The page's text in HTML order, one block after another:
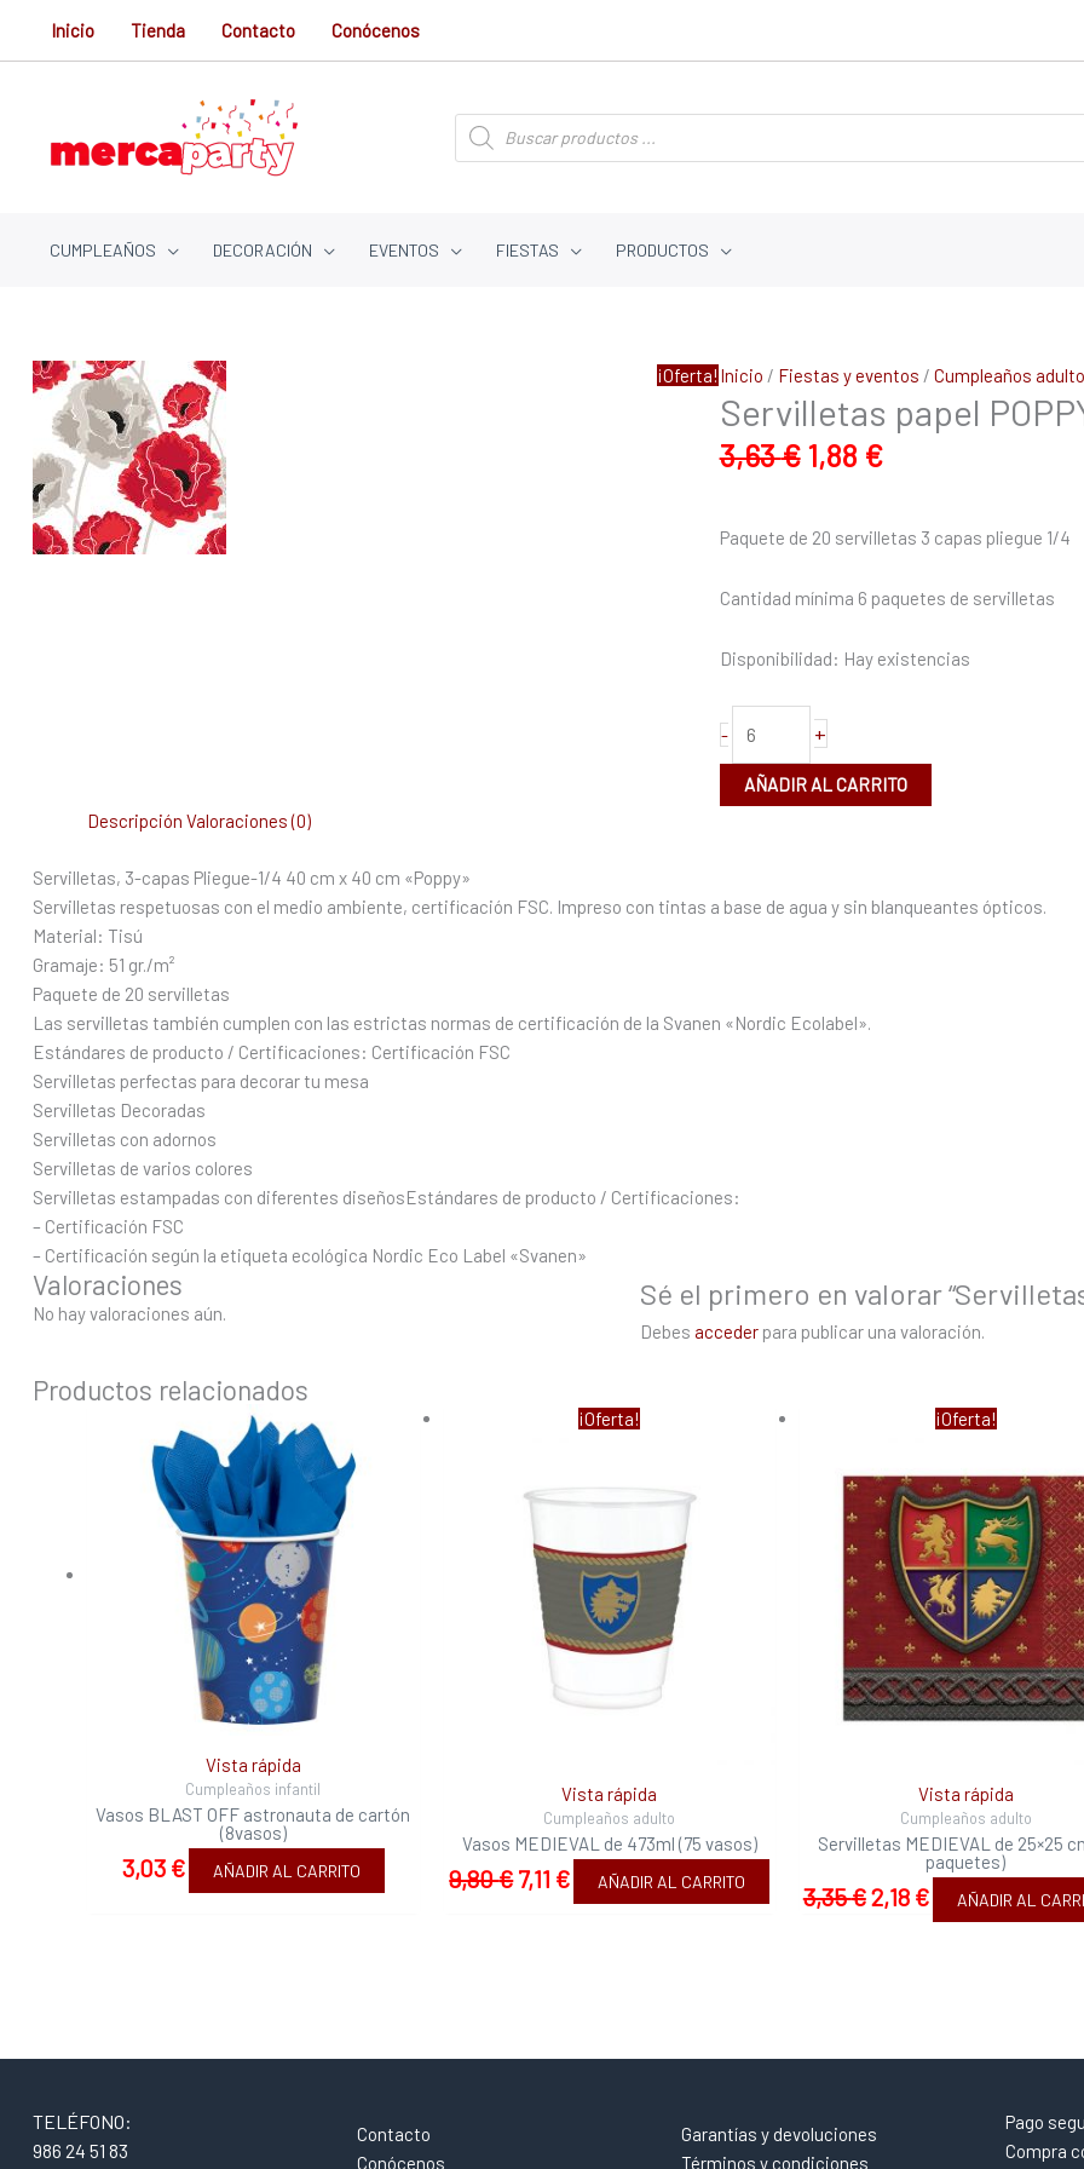
Inicio Tienda Contacto Conócenos
Búsqueda
de
productos
CUMPLEAÑOS DECORACIÓN EVENTOS FIESTAS PRODUCTOS
¡Oferta! Inicio / Fiestas y eventos / Cumpleaños adulto
Servilletas papel
3,63€
El
precio
original
era:
1,88 €
El
precio
actual
es:
Paquete de 20 servilletas 3 capas pliegue 1/4
Cantidad mínima 6 paquetes de servilletas
Disponibilidad: Hay existencias
-
Servilletas
papel
POPPY
de
(6
cantidad
+
AÑADIR AL CARRITO
Descripción Valoraciones (0)
Servilletas, 3-capas Pliegue-1/4 40 cm x 40 cm «Poppy»
Servilletas respetuosas con el medio ambiente, certificación FSC. Impreso con tintas a base de agua y sin blanqueantes ópticos.
Material: Tisú
Gramaje: 51 gr./m²
Paquete de 20 servilletas
Las servilletas también cumplen con las estrictas normas de certificación de la Svanen «Nordic Ecolabel».
Estándares de producto / Certificaciones: Certificación FSC
Servilletas perfectas para decorar tu mesa
Servilletas Decoradas
Servilletas con adornos
Servilletas de varios colores
Servilletas estampadas con diferentes diseñosEstándares de producto / Certificaciones:
– Certificación FSC
– Certificación según la etiqueta ecológica Nordic Eco Label «Svanen»
Valoraciones
No hay valoraciones aún.
Sé el primero en valorar
Debes acceder para publicar una valoración.
Productos relacionados
Vista rápida
Cumpleaños infantil
Vasos BLAST OFF astronauta de cartón
(8vasos)
3,03 € AÑADIR AL CARRITO
¡Oferta!
Vista rápida
Cumpleaños adulto
Vasos MEDIEVAL de 473ml (75 vasos)
9,80€
era:
9,80 €.
7,11 €
El
actual
es:
7,11 €.
AÑADIR AL CARRITO
¡Oferta!
Vista rápida
Cumpleaños adulto
Servilletas MEDIEVAL de 25×25
paquetes)
3,35€
original
era:
3,35 €.
2,18 €
El
actual
es:
2,18 €.
AÑADIR AL
TELÉFONO:
986 24 51 83
Contacto
Conócenos
Garantías y devoluciones
Términos y condiciones
Pago
Compra